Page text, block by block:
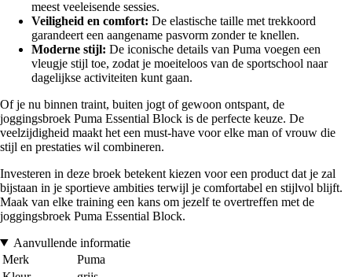
meest veeleisende sessies.
Veiligheid en comfort: De elastische taille met trekkoord
garandeert een aangename pasvorm zonder te knellen.
Moderne stijl: De iconische details van Puma voegen een
vleugje stijl toe, zodat je moeiteloos van de sportschool naar
dagelijkse activiteiten kunt gaan.
Of je nu binnen traint, buiten jogt of gewoon ontspant, de
joggingsbroek Puma Essential Block is de perfecte keuze. De
veelzijdigheid maakt het een must-have voor elke man of vrouw die
stijl en prestaties wil combineren.
Investeren in deze broek betekent kiezen voor een product dat je zal
bijstaan in je sportieve ambities terwijl je comfortabel en stijlvol blijft.
Maak van elke training een kans om jezelf te overtreffen met de
joggingsbroek Puma Essential Block.
Aanvullende informatie
Merk
Puma